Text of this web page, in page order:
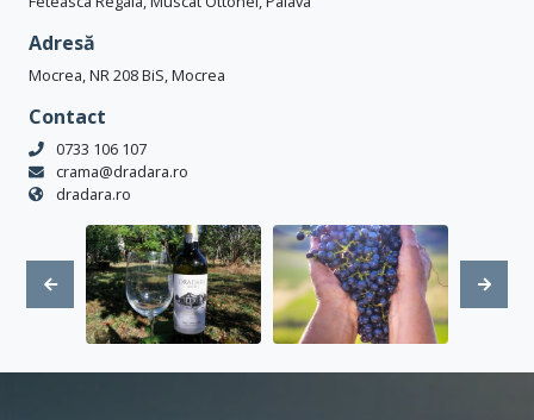
Adresă
Mocrea, NR 208 BiS, Mocrea
Contact
0733 106 107
crama@dradara.ro
dradara.ro